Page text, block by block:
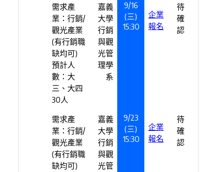
需求產
業：行銷/
觀光產業
(有行銷職
缺均可)
預計人
數：大
三、大四
30人
嘉義
大學
行銷
與觀
光管
理學
系
9/16
(三)
15:30
企業
報名
待
確
認
需求產
業：行銷/
觀光產業
(有行銷職
缺均可)
嘉義
大學
行銷
與觀
光管
9/23
(三)
15:30
企業
報名
待
確
認